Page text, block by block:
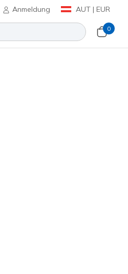
Anmeldung AUT | EUR
0